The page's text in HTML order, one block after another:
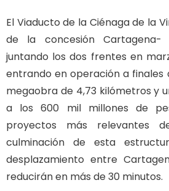
El Viaducto de la Ciénaga de la
de la concesión Cartagena-
juntando los dos frentes en
entrando en operación a finales
megaobra de 4,73 kilómetros y
a los 600 mil millones de
proyectos más relevantes
culminación de esta
desplazamiento entre
reducirán en más de 30 minutos.